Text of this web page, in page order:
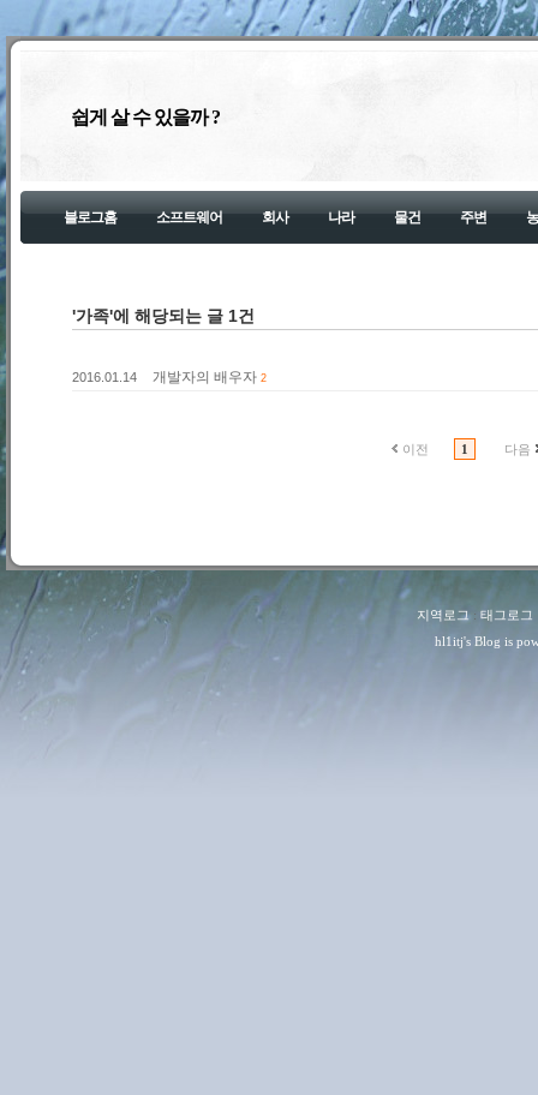
쉽게 살 수 있을까 ?
블로그홈 소프트웨어 회사 나라 물건 주변
'가족'에 해당되는 글 1건
2016.01.14 개발자의 배우자 2
이전 1 다음
지역로그: 태그로그
hl1itj's Blog is